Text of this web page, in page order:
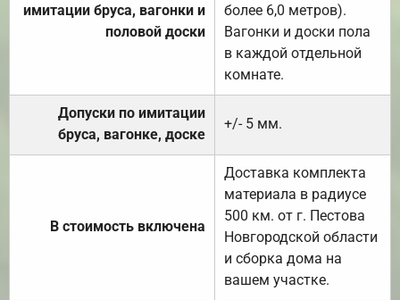
имитации бруса, вагонки и
половой доски
более 6,0 метров).
Вагонки и доски пола
в каждой отдельной
комнате.
Допуски по имитации
бруса, вагонке, доске
+/- 5 мм.
В стоимость включена
Доставка комплекта
материала в радиусе
500 км. от г. Пестова
Новгородской области
и сборка дома на
вашем участке.